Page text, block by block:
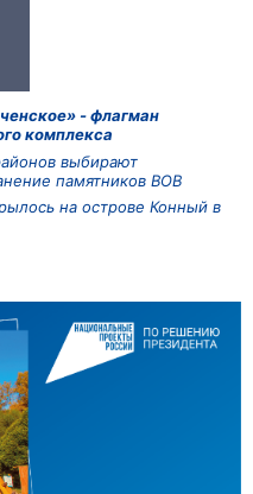
- флагман
комплекса
выбирают
памятников ВОВ
на острове Конный в